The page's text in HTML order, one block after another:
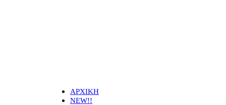
ΑΡΧΙΚΗ
NEW!!